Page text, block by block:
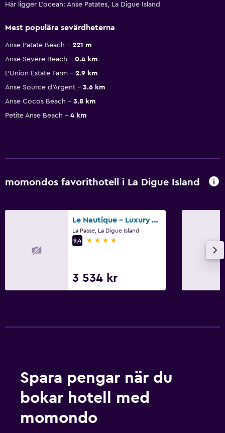
Här ligger L'ocean: Anse Patates, La Digue Island
Mest populära sevärdheterna
Anse Patate Beach
221 m
Anse Severe Beach
0.4 km
L’Union Estate Farm
2.9 km
Anse Source d'Argent
3.6 km
Anse Cocos Beach
3.8 km
Petite Anse Beach
4 km
momondos favorithotell i La Digue Island
Le Nautique - Luxury Waterfront Hotel
La Passe, La Digue Island
9,4
4 stjärnor
3 534 kr
Spara pengar när du
bokar hotell med
momondo